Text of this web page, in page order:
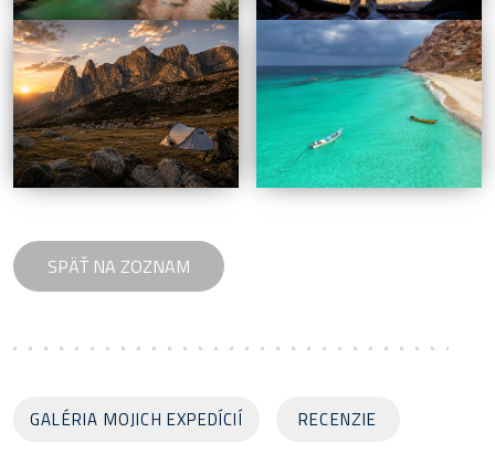
GALÉRIA MOJICH EXPEDÍCIÍ RECENZIE